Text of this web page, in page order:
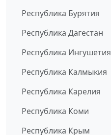
Республика Бурятия
Республика Дагестан
Республика Ингушетия
Республика Калмыкия
Республика Карелия
Республика Коми
Республика Крым